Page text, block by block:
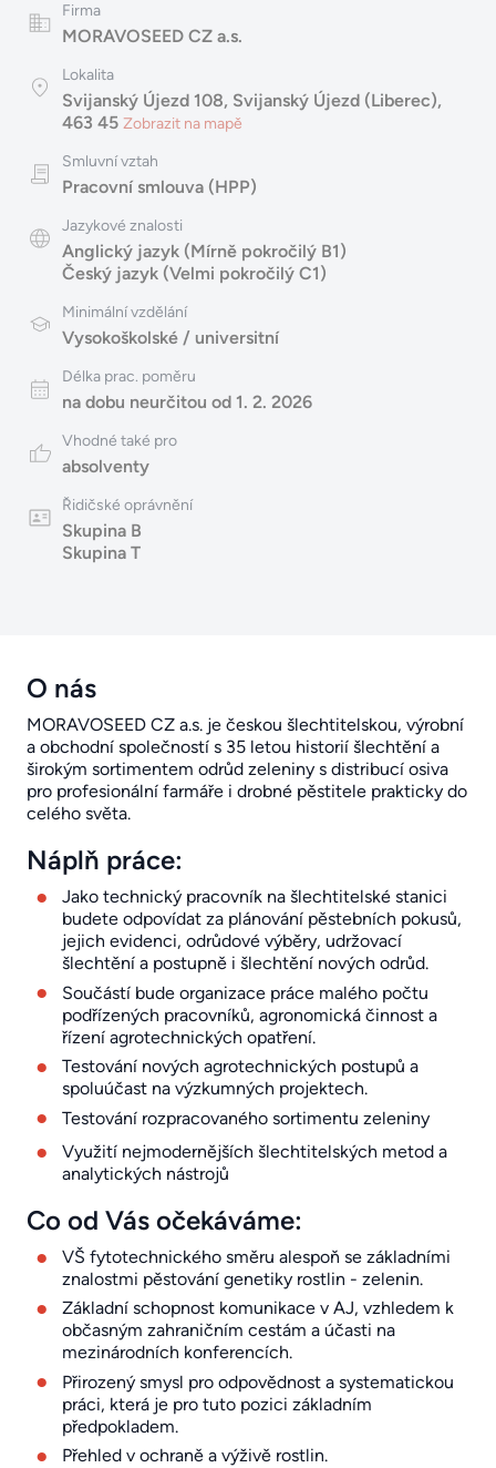
Firma
MORAVOSEED CZ a.s.
Lokalita
Svijanský Újezd 108, Svijanský Újezd (Liberec),
463 45 Zobrazit na mapě
Smluvní vztah
Pracovní smlouva (HPP)
Jazykové znalosti
Anglický jazyk (Mírně pokročilý B1)
Český jazyk (Velmi pokročilý C1)
Minimální vzdělání
Vysokoškolské / universitní
Délka prac. poměru
na dobu neurčitou od 1. 2. 2026
Vhodné také pro
absolventy
Řidičské oprávnění
Skupina B
Skupina T
O nás
MORAVOSEED CZ a.s. je českou šlechtitelskou, výrobní
a obchodní společností s 35 letou historií šlechtění a
širokým sortimentem odrůd zeleniny s distribucí osiva
pro profesionální farmáře i drobné pěstitele prakticky do
celého světa.
Náplň práce:
Jako technický pracovník na šlechtitelské stanici
budete odpovídat za plánování pěstebních pokusů,
jejich evidenci, odrůdové výběry, udržovací
šlechtění a postupně i šlechtění nových odrůd.
Součástí bude organizace práce malého počtu
podřízených pracovníků, agronomická činnost a
řízení agrotechnických opatření.
Testování nových agrotechnických postupů a
spoluúčast na výzkumných projektech.
Testování rozpracovaného sortimentu zeleniny
Využití nejmodernějších šlechtitelských metod a
analytických nástrojů
Co od Vás očekáváme:
VŠ fytotechnického směru alespoň se základními
znalostmi pěstování genetiky rostlin - zelenin.
Základní schopnost komunikace v AJ, vzhledem k
občasným zahraničním cestám a účasti na
mezinárodních konferencích.
Přirozený smysl pro odpovědnost a systematickou
práci, která je pro tuto pozici základním
předpokladem.
Přehled v ochraně a výživě rostlin.